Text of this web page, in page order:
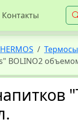
Контакты
BOLINO2